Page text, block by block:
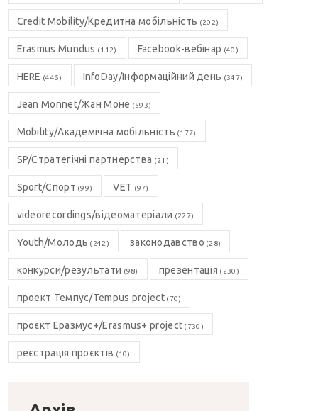
Credit Mobility/Кредитна мобільність (202)
Erasmus Mundus (112) Facebook-вебінар (40)
HERE (445) InfoDay/Інформаційний день (347)
Jean Monnet/Жан Моне (593)
Mobility/Академічна мобільність (177)
SP/Стратегічні партнерства (21)
Sport/Спорт (99) VET (97)
videorecordings/відеоматеріали (227)
Youth/Молодь (242) законодавство (28)
конкурси/результати (98) презентація (230)
проект Темпус/Tempus project(70)
проєкт Еразмус+/Erasmus+ project (730)
реєстрація проєктів (10)